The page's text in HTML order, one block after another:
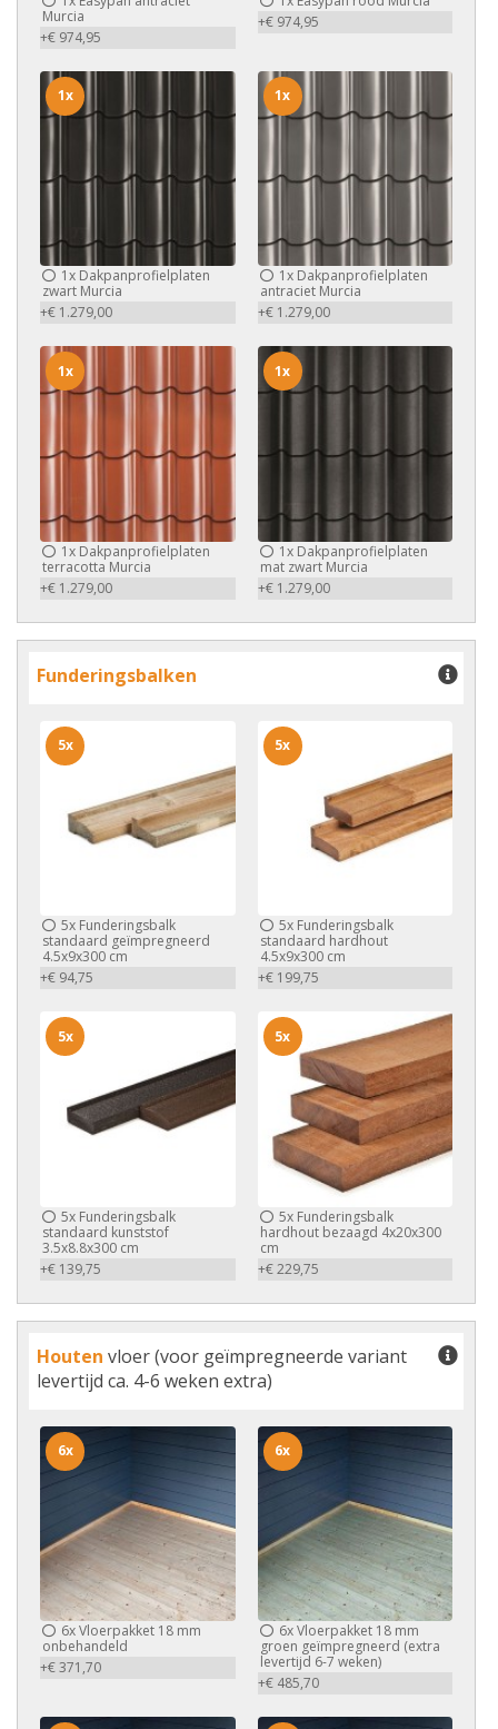
Murcia
+€ 974,95
+€ 974,95
1x Dakpanprofielplaten
zwart Murcia
+€ 1.279,00
1x
1xDakpanprofielplaten
antraciet Murcia
+€ 1.279,00
1x
1x Dakpanprofielplaten
terracotta Murcia
+€ 1.279,00
1x
1xDakpanprofielplaten
mat zwart Murcia
+€ 1.279,00
1x
Funderingsbalken
5x Funderingsbalk
standaard geïmpregneerd
4.5x9x300 cm
+€ 94,75
5x
5xFunderingsbalk
standaard hardhout
4.5x9x300 cm
+€ 199,75
5x
5x Funderingsbalk
standaard kunststof
3.5x8.8x300 cm
+€ 139,75
5x
5xFunderingsbalk
hardhout bezaagd 4x20x300
cm
+€ 229,75
5x
Houten vloer (voor geïmpregneerde variant
levertijd ca. 4-6 weken extra)
6xVloerpakket 18 mm
onbehandeld
+€ 371,70
6x
6xVloerpakket 18 mm
groen geïmpregneerd (extra
levertijd 6-7 weken)
+€ 485,70
6x